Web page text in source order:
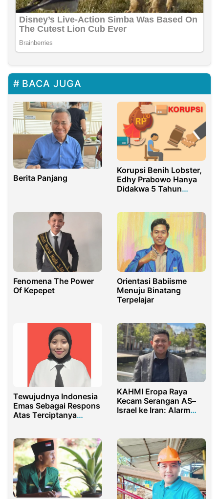
BACA JUGA
Berita Panjang
Korupsi Benih Lobster,
Edhy Prabowo Hanya
Didakwa 5 Tahun
Fenomena The Power
Of Kepepet
Orientasi Babiisme
Menuju Binatang
Terpelajar
Tewujudnya Indonesia
Emas Sebagai Respons
Atas Terciptanya
KAHMI Eropa Raya
Kecam Serangan AS–
Israel ke Iran: Alarm